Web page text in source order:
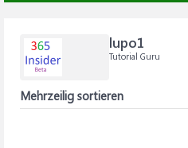
lupo1
Tutorial Guru
Mehrzeilig sortieren